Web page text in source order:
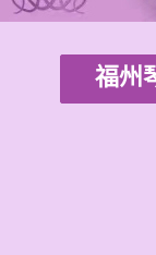
福州